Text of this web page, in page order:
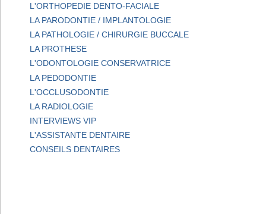
L'ORTHOPEDIE DENTO-FACIALE
LA PARODONTIE / IMPLANTOLOGIE
LA PATHOLOGIE / CHIRURGIE BUCCALE
LA PROTHESE
L'ODONTOLOGIE CONSERVATRICE
LA PEDODONTIE
L'OCCLUSODONTIE
LA RADIOLOGIE
INTERVIEWS VIP
L'ASSISTANTE DENTAIRE
CONSEILS DENTAIRES